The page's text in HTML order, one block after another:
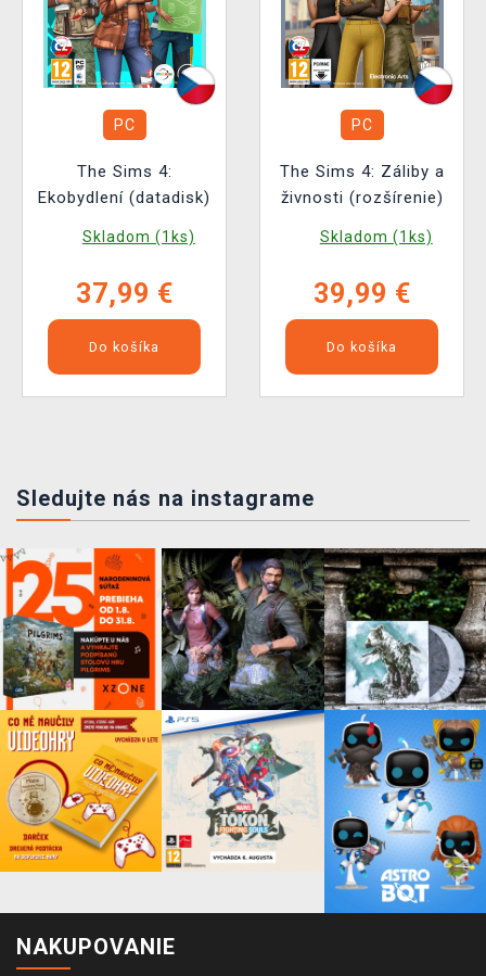
PC
The Sims 4:
Ekobydlení (datadisk)
Skladom (1ks)
37,99 €
Do košíka
PC
The Sims 4: Záliby a
živnosti (rozšírenie)
Skladom (1ks)
39,99 €
Do košíka
Sledujte nás na instagrame
NAKUPOVANIE